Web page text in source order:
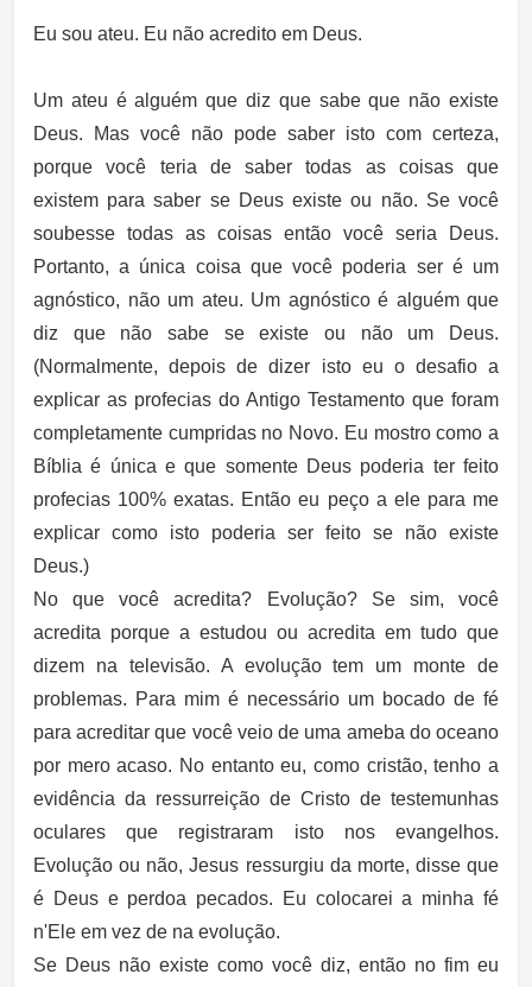
Eu sou ateu. Eu não acredito em Deus.
Um ateu é alguém que diz que sabe que não existe
Deus. Mas você não pode saber isto com certeza,
porque você teria de saber todas as coisas que
existem para saber se Deus existe ou não. Se você
soubesse todas as coisas então você seria Deus.
Portanto, a única coisa que você poderia ser é um
agnóstico, não um ateu. Um agnóstico é alguém que
diz que não sabe se existe ou não um Deus.
(Normalmente, depois de dizer isto eu o desafio a
explicar as profecias do Antigo Testamento que foram
completamente cumpridas no Novo. Eu mostro como a
Bíblia é única e que somente Deus poderia ter feito
profecias 100% exatas. Então eu peço a ele para me
explicar como isto poderia ser feito se não existe
Deus.)
No que você acredita? Evolução? Se sim, você
acredita porque a estudou ou acredita em tudo que
dizem na televisão. A evolução tem um monte de
problemas. Para mim é necessário um bocado de fé
para acreditar que você veio de uma ameba do oceano
por mero acaso. No entanto eu, como cristão, tenho a
evidência da ressurreição de Cristo de testemunhas
oculares que registraram isto nos evangelhos.
Evolução ou não, Jesus ressurgiu da morte, disse que
é Deus e perdoa pecados. Eu colocarei a minha fé
n'Ele em vez de na evolução.
Se Deus não existe como você diz, então no fim eu